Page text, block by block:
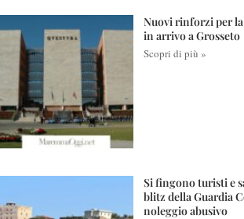
Nuovi rinforzi per
in arrivo a Grosseto
Scopri di più »
Si fingono turisti e
blitz della Guardia
noleggio abusivo